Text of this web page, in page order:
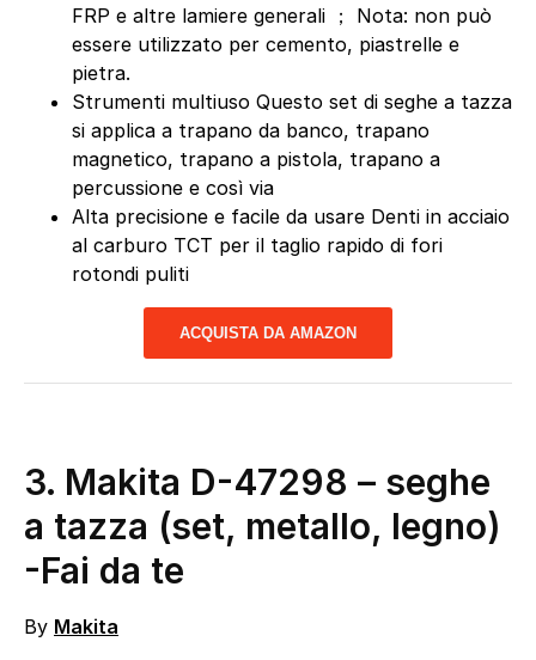
FRP e altre lamiere generali ； Nota: non può
essere utilizzato per cemento, piastrelle e
pietra.
Strumenti multiuso Questo set di seghe a tazza
si applica a trapano da banco, trapano
magnetico, trapano a pistola, trapano a
percussione e così via
Alta precisione e facile da usare Denti in acciaio
al carburo TCT per il taglio rapido di fori
rotondi puliti
ACQUISTA DA AMAZON
3. Makita D-47298 – seghe
a tazza (set, metallo, legno)
-Fai da te
By Makita